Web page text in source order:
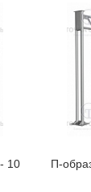
10 П-